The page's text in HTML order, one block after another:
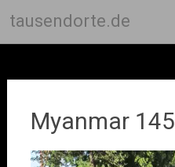
tausendorte.de
Myanmar 145